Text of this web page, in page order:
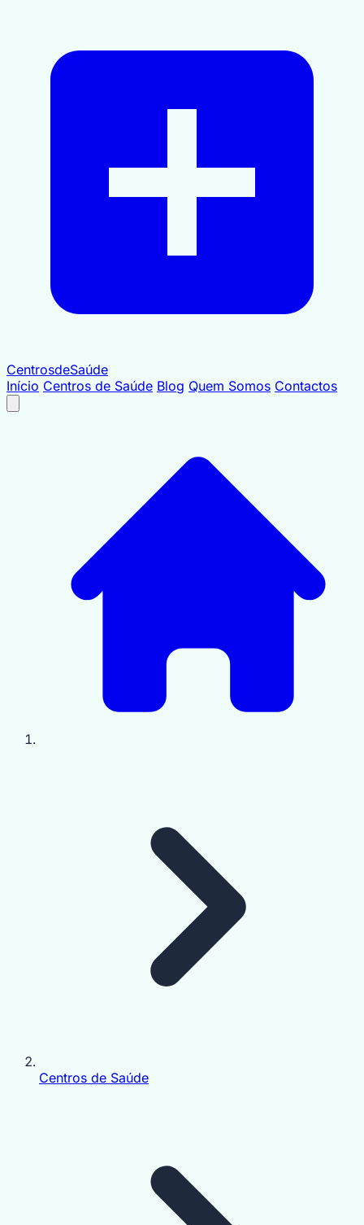
CentrosdeSaúde
Início Centros de Saúde Blog Quem Somos Contactos
Centros de Saúde